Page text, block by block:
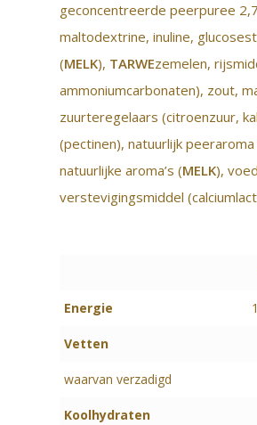
geconcentreerde peerpuree
maltodextrine, inuline,
(MELK), TARWEzemelen,
ammoniumcarbonaten), zout,
zuurteregelaars (citroenzuur,
(pectinen), natuurlijk
natuurlijke aroma’s (MELK),
verstevigingsmiddel
Energie
Vetten
waarvan verzadigd
Koolhydraten